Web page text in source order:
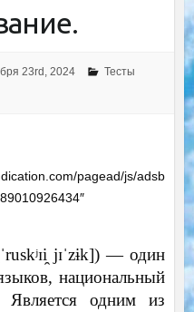
23rd, 2024
Тесты
pagead/js/adsb
jɪˈzɨk]) — один
национальный
Является одним из